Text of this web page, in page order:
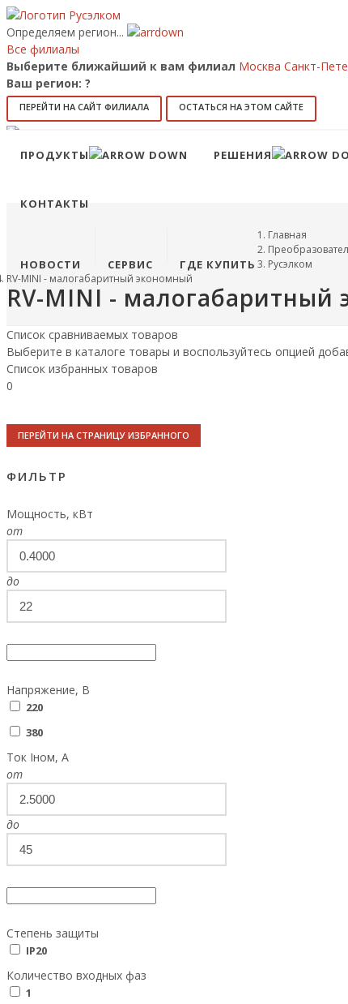
Определяем регион...
Все филиалы
Выберите ближайший к вам филиал Москва Санкт-
Ваш регион: ?
ПЕРЕЙТИ НА САЙТ ФИЛИАЛА ОСТАТЬСЯ НА ЭТОМ САЙТЕ
8 (800) 707-15-56 info@ruselkom.ru
ПРОДУКТЫ РЕШЕНИЯ
КОНТАКТЫ
НОВОСТИ СЕРВИС ГДЕ КУПИТЬ
Главная
Русэлком
RV-MINI - малогабаритный экономный
RV-MINI - малогабаритный
Список сравниваемых товаров
Выберите в каталоге товары и воспользуйтесь опцией
Список избранных товаров
0
ПЕРЕЙТИ НА СТРАНИЦУ ИЗБРАННОГО
ФИЛЬТР
Мощность, кВт
от
до
Напряжение, В
220
380
Ток Iном, А
от
до
Степень защиты
IP20
Количество входных фаз
1